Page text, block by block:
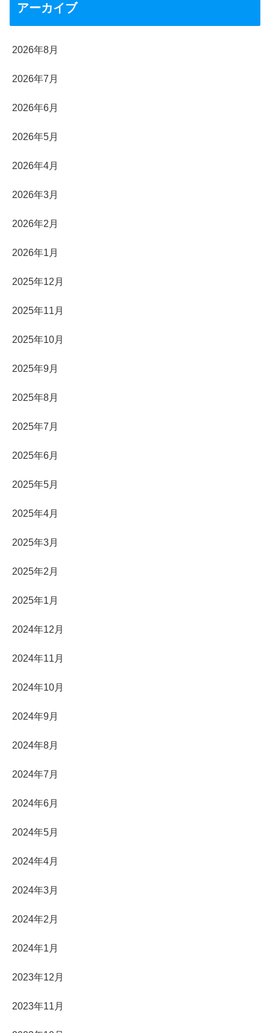
アーカイブ
2026年8月
2026年7月
2026年6月
2026年5月
2026年4月
2026年3月
2026年2月
2026年1月
2025年12月
2025年11月
2025年10月
2025年9月
2025年8月
2025年7月
2025年6月
2025年5月
2025年4月
2025年3月
2025年2月
2025年1月
2024年12月
2024年11月
2024年10月
2024年9月
2024年8月
2024年7月
2024年6月
2024年5月
2024年4月
2024年3月
2024年2月
2024年1月
2023年12月
2023年11月